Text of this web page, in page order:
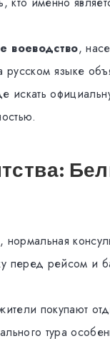
воеводство,
русском языке
искать
перед рейсом и
покупают
тура